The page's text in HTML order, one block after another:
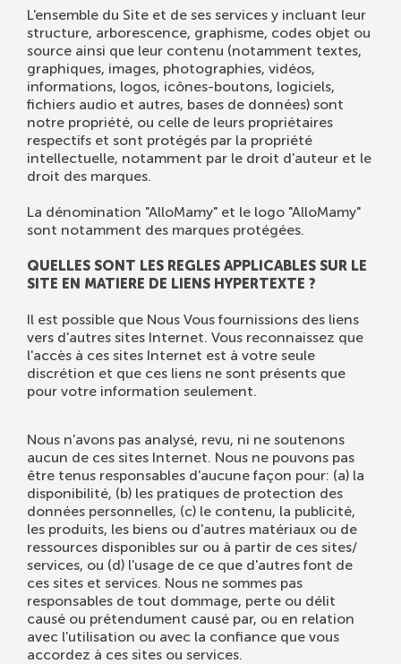
L'ensemble du Site et de ses services y incluant leur
structure, arborescence, graphisme, codes objet ou
source ainsi que leur contenu (notamment textes,
graphiques, images, photographies, vidéos,
informations, logos, icônes-boutons, logiciels,
fichiers audio et autres, bases de données) sont
notre propriété, ou celle de leurs propriétaires
respectifs et sont protégés par la propriété
intellectuelle, notamment par le droit d'auteur et le
droit des marques.
La dénomination "AlloMamy" et le logo "AlloMamy"
sont notamment des marques protégées.
QUELLES SONT LES REGLES APPLICABLES SUR LE
SITE EN MATIERE DE LIENS HYPERTEXTE ?
Il est possible que Nous Vous fournissions des liens
vers d'autres sites Internet. Vous reconnaissez que
l'accès à ces sites Internet est à votre seule
discrétion et que ces liens ne sont présents que
pour votre information seulement.
Nous n'avons pas analysé, revu, ni ne soutenons
aucun de ces sites Internet. Nous ne pouvons pas
être tenus responsables d'aucune façon pour: (a) la
disponibilité, (b) les pratiques de protection des
données personnelles, (c) le contenu, la publicité,
les produits, les biens ou d'autres matériaux ou de
ressources disponibles sur ou à partir de ces sites/
services, ou (d) l'usage de ce que d'autres font de
ces sites et services. Nous ne sommes pas
responsables de tout dommage, perte ou délit
causé ou prétendument causé par, ou en relation
avec l'utilisation ou avec la confiance que vous
accordez à ces sites ou services.